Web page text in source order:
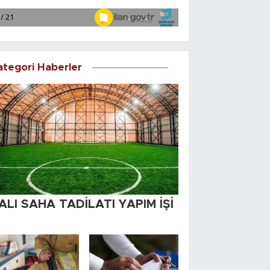
Haberler
SAHA TADİLATI YAPIM İŞİ